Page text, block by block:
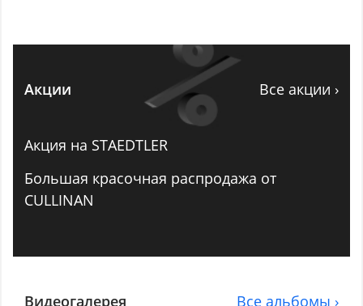
Акции Все акции ›
Акция на STAEDTLER
Большая красочная распродажа от
CULLINAN
Видеогалерея Все альбомы ›